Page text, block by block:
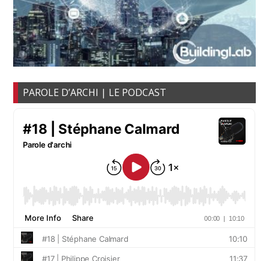
PAROLE D’ARCHI | LE PODCAST